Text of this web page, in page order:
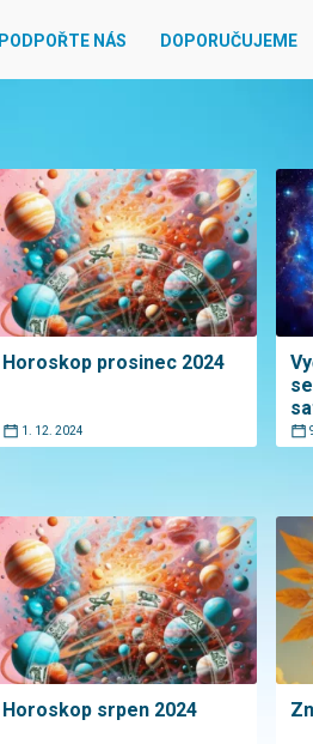
PODPOŘTE NÁS DOPORUČUJEME
Horoskop prosinec 2024
1. 12. 2024
Horoskop srpen 2024